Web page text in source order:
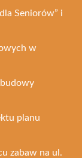
Seniorów” i
w
planu
zabaw na ul.